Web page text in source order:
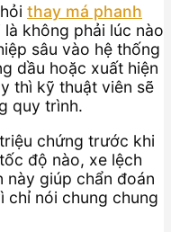
thay má phanh
là không phải lúc nào
sâu vào hệ thống
dầu hoặc xuất hiện
thì kỹ thuật viên sẽ
quy trình.
chứng trước khi
độ nào, xe lệch
này giúp chẩn đoán
chỉ nói chung chung